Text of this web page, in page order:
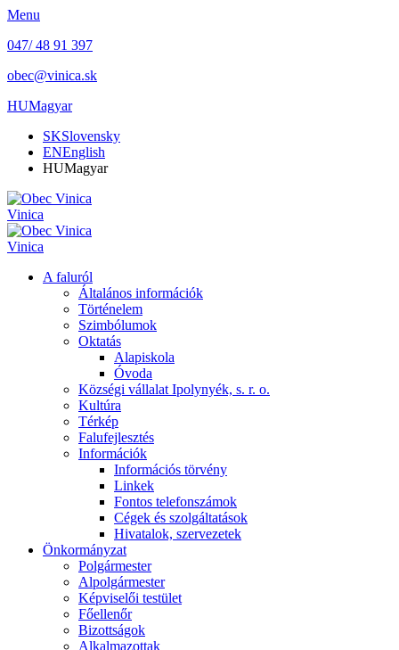
Menu
047/ 48 91 397
obec@vinica.sk
HUMagyar
SKSlovensky
ENEnglish
HUMagyar
Vinica
Vinica
A faluról
Általános információk
Történelem
Szimbólumok
Oktatás
Alapiskola
Óvoda
Községi vállalat Ipolynyék, s. r. o.
Kultúra
Térkép
Falufejlesztés
Információk
Információs törvény
Linkek
Fontos telefonszámok
Cégek és szolgáltatások
Hivatalok, szervezetek
Önkormányzat
Polgármester
Alpolgármester
Képviselői testület
Főellenőr
Bizottságok
Alkalmazottak